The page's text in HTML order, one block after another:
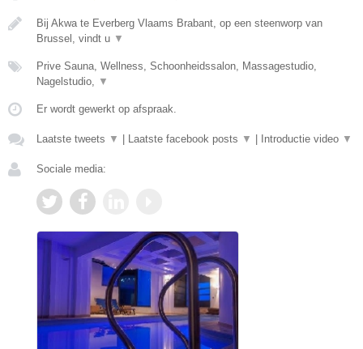
Bij Akwa te Everberg Vlaams Brabant, op een steenworp van
Brussel, vindt u ▼
Prive Sauna, Wellness, Schoonheidssalon, Massagestudio,
Nagelstudio, ▼
Er wordt gewerkt op afspraak.
Laatste tweets ▼ Laatste facebook posts ▼ Introductie video ▼
Sociale media: